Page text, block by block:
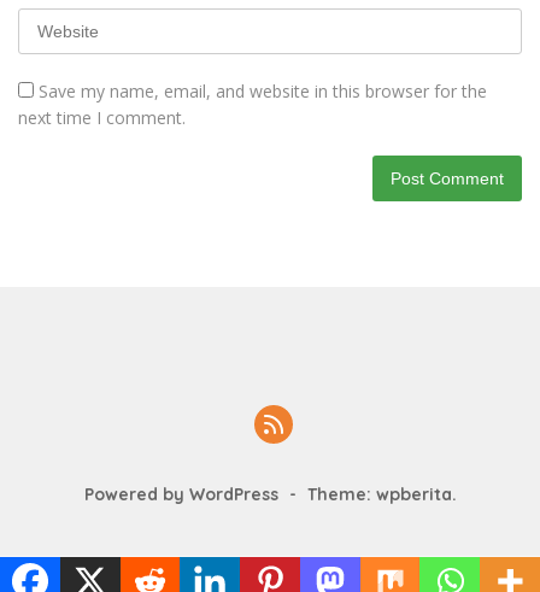
Save my name, email, and website in this browser for the
next time I comment.
Powered by WordPress - Theme: wpberita.